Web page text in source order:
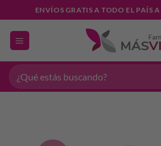
al
contenido
ENVÍOS GRATIS A TODO EL PAÍS
Buscar
por: